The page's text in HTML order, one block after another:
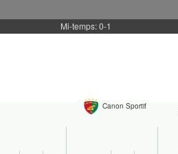
Mi-temps: 0-1
Canon Sportif